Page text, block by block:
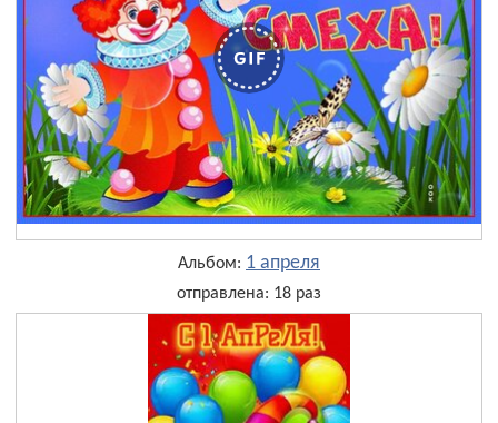
Альбом: 1 апреля
отправлена: 18 раз